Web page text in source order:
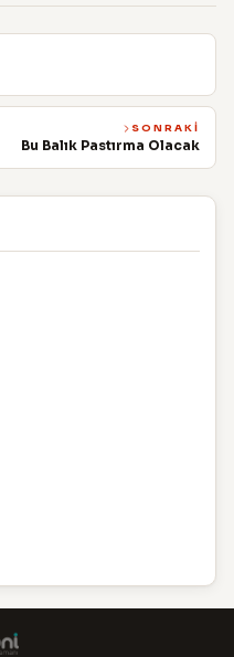
SONRAKI
Bu Balık Pastırma Olacak